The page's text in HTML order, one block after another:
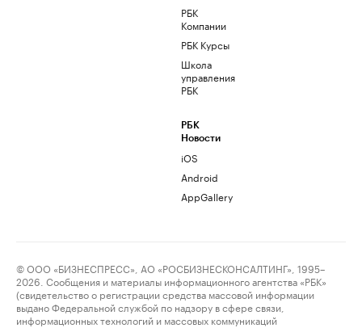
РБК
Компании
РБК Курсы
Школа
управления
РБК
РБК
Новости
iOS
Android
AppGallery
© ООО «БИЗНЕСПРЕСС», АО «РОСБИЗНЕСКОНСАЛТИНГ», 1995–
2026. Сообщения и материалы информационного агентства «РБК»
(свидетельство о регистрации средства массовой информации
выдано Федеральной службой по надзору в сфере связи,
информационных технологий и массовых коммуникаций